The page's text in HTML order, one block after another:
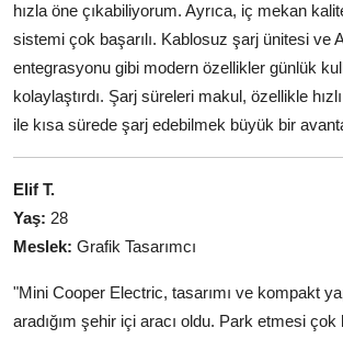
hızla öne çıkabiliyorum. Ayrıca, iç mekan
sistemi çok başarılı. Kablosuz şarj ünitesi ve
entegrasyonu gibi modern özellikler günlük
kolaylaştırdı. Şarj süreleri makul, özellikle
ile kısa sürede şarj edebilmek büyük bir
Elif T.
Yaş: 28
Meslek: Grafik Tasarımcı
"Mini Cooper Electric, tasarımı ve kompakt
aradığım şehir içi aracı oldu. Park etmesi